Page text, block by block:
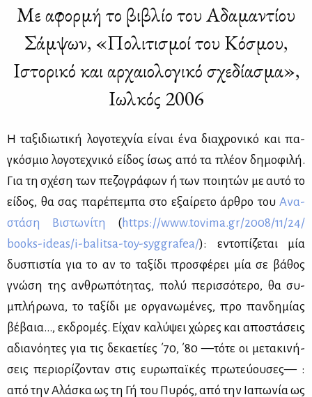
Με αφορμή το βιβλίο του Αδαμαντίου
Σάμψων, «Πολιτισμοί του Κόσμου,
Ιστορικό και αρχαιολογικό σχεδίασμα»,
Ιωλκός 2006
Η τα­ξι­διω­τι­κή λο­γο­τε­χνία εί­ναι ένα δια­χρο­νι­κό και πα­
γκό­σμιο λο­γο­τε­χνι­κό εί­δος ίσως από τα πλέ­ον δη­μο­φι­λή.
Για τη σχέ­ση των πε­ζο­γρά­φων ή των ποι­η­τών με αυ­τό το
εί­δος, θα σας πα­ρέ­πε­μπα στο εξαί­ρε­το άρ­θρο του Ανα­
στά­ση Βι­στω­νί­τη
(https://​www.​tovima.​gr/​2008/​11/​24/​
books-​ideas/​i-​balitsa-​toy-​syg​graf​ea/): εντο­πί­ζε­ται μία
δυ­σπι­στία για το αν το τα­ξί­δι προ­σφέ­ρει μία σε βά­θος
γνώ­ση της αν­θρω­πό­τη­τας, πο­λύ πε­ρισ­σό­τε­ρο, θα συ­
μπλή­ρω­να, το τα­ξί­δι με ορ­γα­νω­μέ­νες, προ παν­δη­μί­ας
βέ­βαια…, εκ­δρο­μές. Εί­χαν κα­λύ­ψει χώ­ρες και απο­στά­σεις
αδια­νό­η­τες για τις δε­κα­ε­τί­ες ΄70, ΄80 —τό­τε οι με­τα­κι­νή­
σεις πε­ριο­ρί­ζο­νταν στις ευ­ρω­παϊ­κές πρω­τεύ­ου­σες— :
από την Αλά­σκα ως τη Γή του Πυ­ρός, από την Ια­πω­νία ως